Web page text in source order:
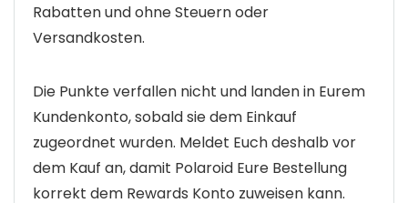
Rabatten und ohne Steuern oder
Versandkosten.
Die Punkte verfallen nicht und landen in Eurem
Kundenkonto, sobald sie dem Einkauf
zugeordnet wurden. Meldet Euch deshalb vor
dem Kauf an, damit Polaroid Eure Bestellung
korrekt dem Rewards Konto zuweisen kann.